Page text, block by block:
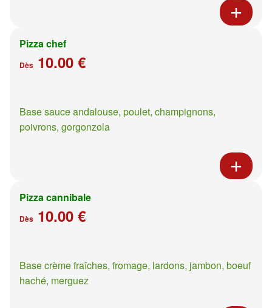
Pizza chef
Dès 10.00 €
Base sauce andalouse, poulet, champignons,
poivrons, gorgonzola
Pizza cannibale
Dès 10.00 €
Base crème fraîches, fromage, lardons, jambon, boeuf
haché, merguez